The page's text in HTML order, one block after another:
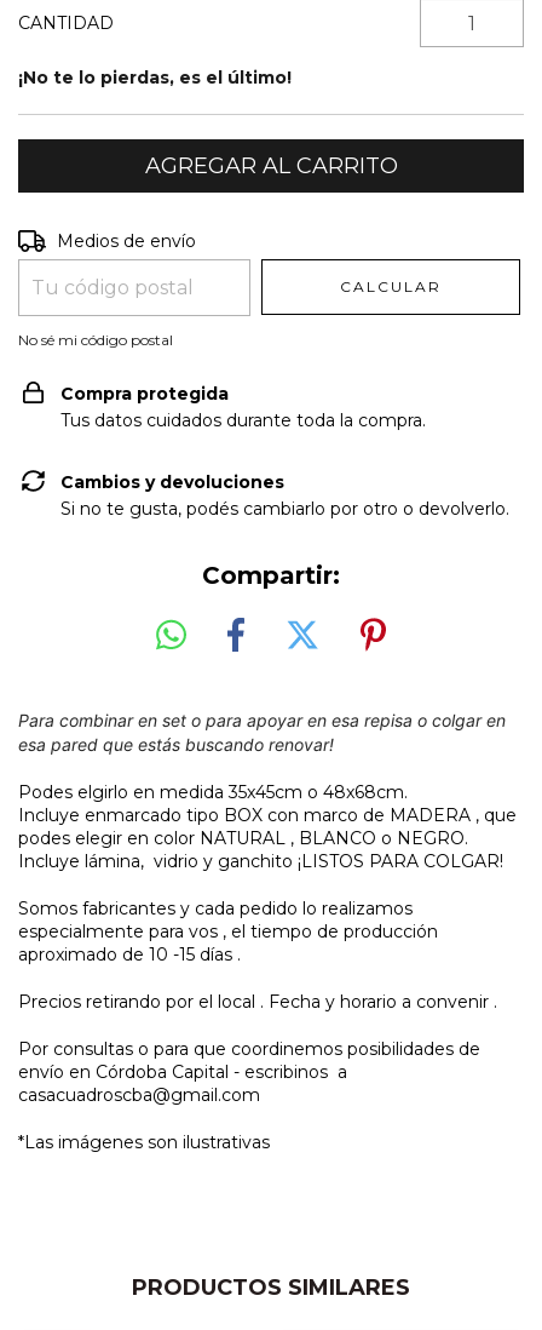
CANTIDAD
¡No te lo pierdas, es el último!
Entregas para el CP:
Medios de envío
CALCULAR
No sé mi código postal
Compra protegida
Tus datos cuidados durante toda la compra.
Cambios y devoluciones
Si no te gusta, podés cambiarlo por otro o devolverlo.
Compartir:
Para combinar en set o para apoyar en esa repisa o colgar en
esa pared que estás buscando renovar!
Podes elgirlo en medida 35x45cm o 48x68cm.
Incluye enmarcado tipo BOX con marco de MADERA , que
podes elegir en color NATURAL , BLANCO o NEGRO.
Incluye lámina, vidrio y ganchito ¡LISTOS PARA COLGAR!
Somos fabricantes y cada pedido lo realizamos
especialmente para vos , el tiempo de producción
aproximado de 10 -15 días .
Precios retirando por el local . Fecha y horario a convenir .
Por consultas o para que coordinemos posibilidades de
envío en Córdoba Capital - escribinos a
casacuadroscba@gmail.com
*Las imágenes son ilustrativas
PRODUCTOS SIMILARES